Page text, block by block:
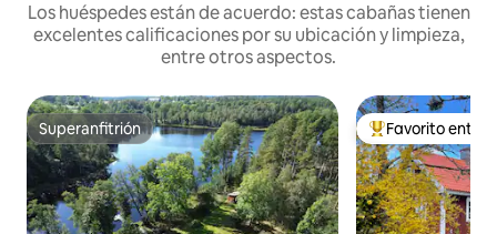
Los huéspedes están de acuerdo: estas cabañas tienen
excelentes calificaciones por su ubicación y limpieza,
entre otros aspectos.
Superanfitrión
Superanfitrión De los mejores
Favorito entre